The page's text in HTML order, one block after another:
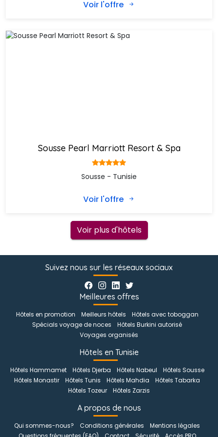
Voir l'offre
Sousse Pearl Marriott Resort & Spa
Sousse - Tunisie
Voir l'offre
Voir plus d'hôtels
Suivez nous sur les réseaux sociaux
Meilleures offres
Hôtels en promotion Meilleurs hôtels
Hôtels avec toboggan
Spécials voyage de noces
Hôtels Burkini autorisé
Voyages organisés
Hôtels en Tunisie
Hôtels Hammamet Hôtels Djerba Hôtels Nabeul
Hôtels Sousse
Hôtels Monastir
Hôtels Tunis Hôtels Mahdia
Hôtels Tabarka
Hôtels Tozeur
Hôtels Zarzis
A propos de nous
Qui sommes-nous? Conditions générales
Mentions légales